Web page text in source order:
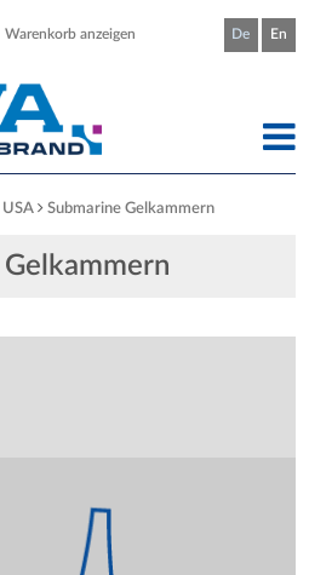
Warenkorb anzeigen De En
Submarine Gelkammern